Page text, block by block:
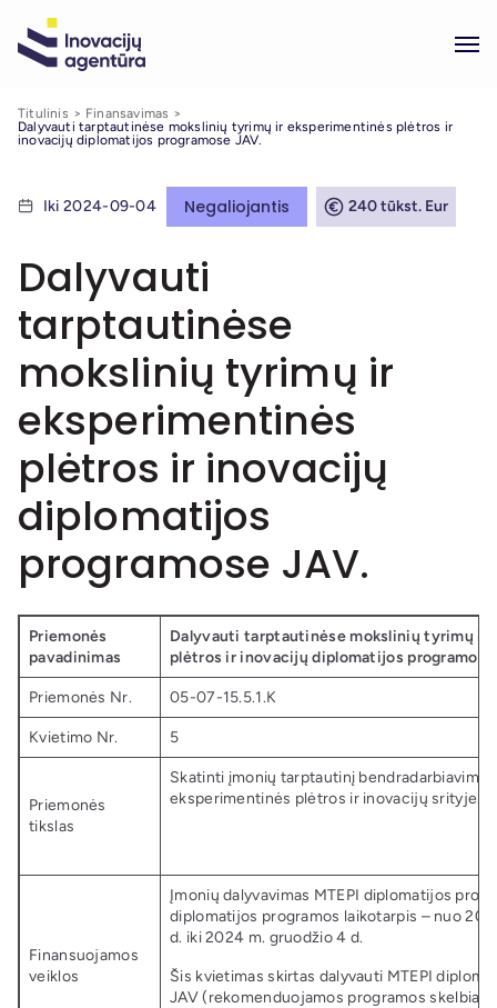
Titulinis
Finansavimas
Dalyvauti tarptautinėse mokslinių tyrimų ir eksperimentinės plėtros ir
inovacijų diplomatijos programose JAV.
Iki 2024-09-04 Negaliojantis 240 tūkst. Eur
Dalyvauti
tarptautinėse
mokslinių tyrimų ir
eksperimentinės
plėtros ir inovacijų
diplomatijos
programose JAV.
Priemonės
pavadinimas
Dalyvauti tarptautinėse mokslinių tyrimų ir
plėtros ir inovacijų diplomatijos programose
Priemonės Nr. 05-07-15.5.1.K
Kvietimo Nr. 5
Priemonės
tikslas
Skatinti įmonių tarptautinį bendradarbiavimą
eksperimentinės plėtros ir inovacijų srityje.
Finansuojamos
veiklos
Įmonių dalyvavimas MTEPI diplomatijos
diplomatijos programos laikotarpis – nuo
d. iki 2024 m. gruodžio 4 d.
Šis kvietimas skirtas dalyvauti MTEPI
JAV (rekomenduojamos programos